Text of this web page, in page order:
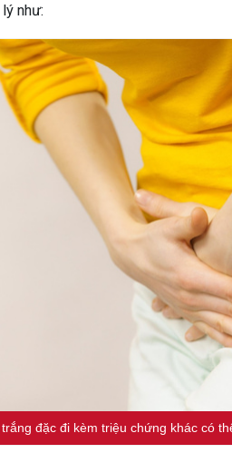
như:
trắng đặc đi kèm triệu chứng khác có